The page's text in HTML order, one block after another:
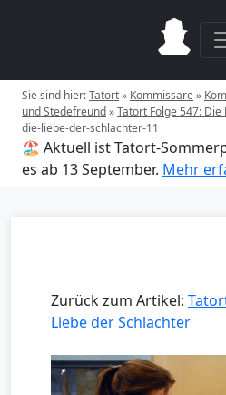
Sie sind hier:Tatort» Kommissare»
und Stedefreund»Tatort Folge 547:
die-liebe-der-schlachter-11
🏖️ Aktuell ist Tatort-
es ab 13 September. Mehr
Zurück zum Artikel:
Liebe der Schlachter